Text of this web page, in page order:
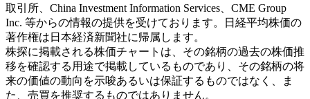
取引所、China Investment Information Services、CME Group
Inc. 等からの情報の提供を受けております。日経平均株価の
著作権は日本経済新聞社に帰属します。
株探に掲載される株価チャートは、その銘柄の過去の株価推
移を確認する用途で掲載しているものであり、その銘柄の将
来の価値の動向を示唆あるいは保証するものではなく、ま
た、売買を推奨するものではありません。